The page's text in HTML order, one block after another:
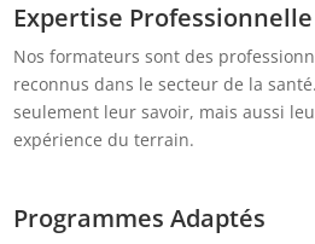
Expertise Professionnelle
Nos formateurs sont des
reconnus dans le secteur de la
seulement leur savoir, mais aussi
expérience du terrain.
Programmes Adaptés